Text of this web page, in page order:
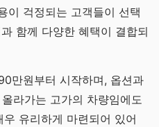
이 걱정되는 고객들이 선택
함께 다양한 혜택이 결합되
만원부터 시작하며, 옵션과
라가는 고가의 차량임에도
유리하게 마련되어 있어